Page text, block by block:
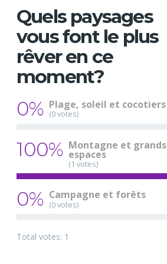
Quels paysages
vous font le plus
rêver en ce
moment?
0% Plage, soleil et cocotiers
(0 votes)
100% Montagne et grands
espaces
(1 votes)
0% Campagne et forêts
(0 votes)
Total votes: 1